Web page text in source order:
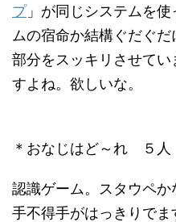
プ」が同じシステムを
ムの宿命か結構ぐだぐ
部分をスッキリさせて
すよね。欲しいな。
＊おなじはど～れ ５人
認識ゲーム。スタウペ
手不得手がはっきりで